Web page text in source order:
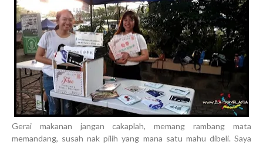
Gerai makanan jangan cakaplah, memang rambang mata
memandang, susah nak pilih yang mana satu mahu dibeli. Saya